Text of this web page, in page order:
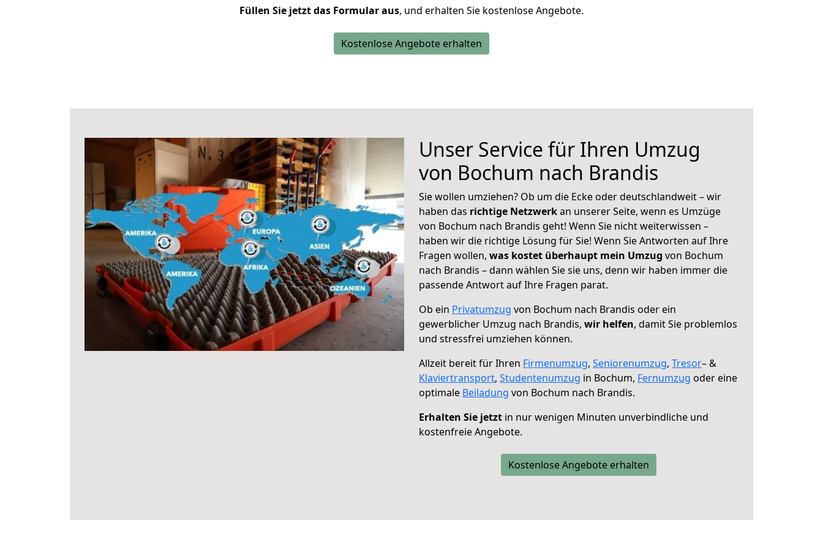
Füllen Sie jetzt das Formular aus, und erhalten Sie kostenlose Angebote.
Kostenlose Angebote erhalten
Unser Service für Ihren Umzug
von Bochum nach Brandis
Sie wollen umziehen? Ob um die Ecke oder deutschlandweit – wir
haben das richtige Netzwerkan unserer Seite, wenn es Umzüge
von Bochum nach Brandis geht! Wenn Sie nicht weiterwissen –
haben wir die richtige Lösung für Sie! Wenn Sie Antworten auf Ihre
Fragen wollen, was kostet überhaupt mein Umzug von Bochum
nach Brandis – dann wählen Sie sie uns, denn wir haben immer die
passende Antwort auf Ihre Fragen parat.
Ob ein Privatumzug von Bochum nach Brandis oder ein
gewerblicher Umzug nach Brandis, wir helfen, damit Sie problemlos
und stressfrei umziehen können.
Allzeit bereit für Ihren Firmenumzug, Seniorenumzug, Tresor– &
Klaviertransport, Studentenumzug in Bochum, Fernumzug oder eine
optimale Beiladung von Bochum nach Brandis.
Erhalten Sie jetzt in nur wenigen Minuten unverbindliche und
kostenfreie Angebote.
Kostenlose Angebote erhalten